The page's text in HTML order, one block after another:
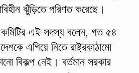
ঝুঁড়িতে পরিণত করেছে।
কমিটির এই সদস্য বলেন, গত ৫৪
এগিয়ে নিতে রাষ্ট্রকাঠামো
বিকল্প নেই। বর্তমান সরকার